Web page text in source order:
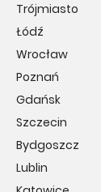
Trójmiasto
Łódź
Wrocław
Poznań
Gdańsk
Szczecin
Bydgoszcz
Lublin